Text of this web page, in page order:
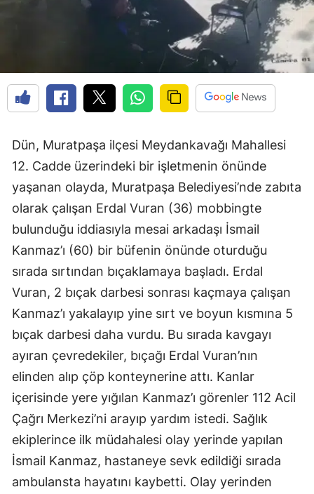
Dün, Muratpaşa ilçesi Meydankavağı Mahallesi
12. Cadde üzerindeki bir işletmenin önünde
yaşanan olayda, Muratpaşa Belediyesi’nde zabıta
olarak çalışan Erdal Vuran (36) mobbingte
bulunduğu iddiasıyla mesai arkadaşı İsmail
Kanmaz’ı (60) bir büfenin önünde oturduğu
sırada sırtından bıçaklamaya başladı. Erdal
Vuran, 2 bıçak darbesi sonrası kaçmaya çalışan
Kanmaz’ı yakalayıp yine sırt ve boyun kısmına 5
bıçak darbesi daha vurdu. Bu sırada kavgayı
ayıran çevredekiler, bıçağı Erdal Vuran’nın
elinden alıp çöp konteynerine attı. Kanlar
içerisinde yere yığılan Kanmaz’ı görenler 112 Acil
Çağrı Merkezi’ni arayıp yardım istedi. Sağlık
ekiplerince ilk müdahalesi olay yerinde yapılan
İsmail Kanmaz, hastaneye sevk edildiği sırada
ambulansta hayatını kaybetti. Olay yerinden